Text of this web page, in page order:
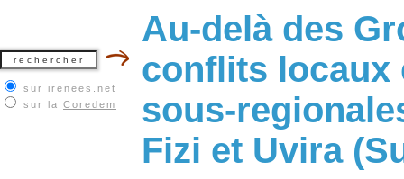
sur irenees.net
sur la Coredem
Au-delà des
conflits locaux
sous-
Fizi et Uvira